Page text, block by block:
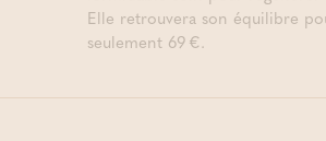
Elle retrouvera son équilibre
seulement 69 €.